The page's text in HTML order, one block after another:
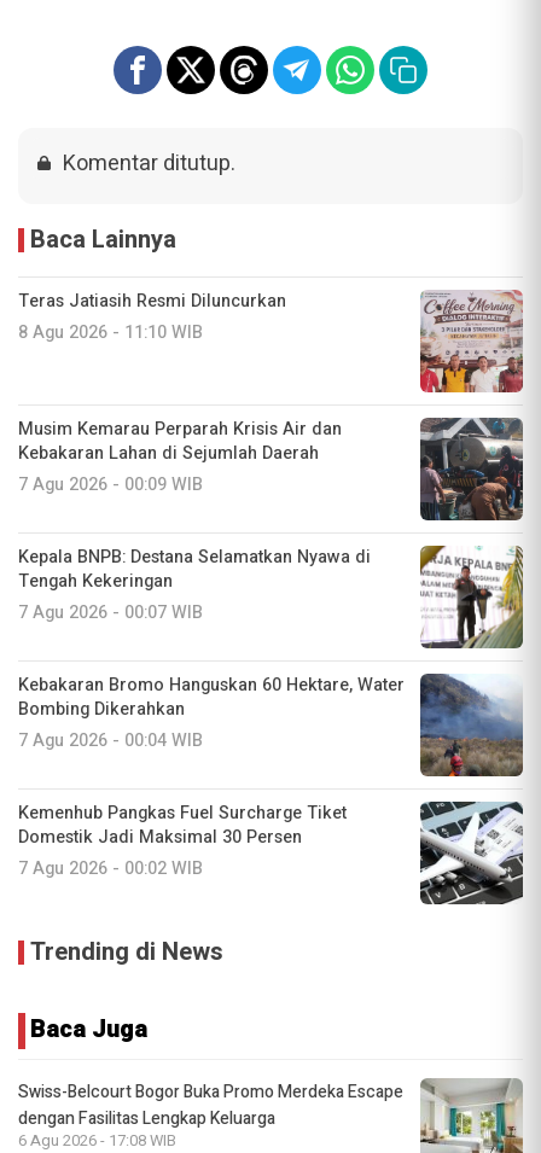
Komentar ditutup.
Baca Lainnya
Teras Jatiasih Resmi Diluncurkan
8 Agu 2026 - 11:10 WIB
Musim Kemarau Perparah Krisis Air dan
Kebakaran Lahan di Sejumlah Daerah
7 Agu 2026 - 00:09 WIB
Kepala BNPB: Destana Selamatkan Nyawa di
Tengah Kekeringan
7 Agu 2026 - 00:07 WIB
Kebakaran Bromo Hanguskan 60 Hektare, Water
Bombing Dikerahkan
7 Agu 2026 - 00:04 WIB
Kemenhub Pangkas Fuel Surcharge Tiket
Domestik Jadi Maksimal 30 Persen
7 Agu 2026 - 00:02 WIB
Trending di News
Baca Juga
Swiss-Belcourt Bogor Buka Promo Merdeka Escape
dengan Fasilitas Lengkap Keluarga
6 Agu 2026 - 17:08 WIB